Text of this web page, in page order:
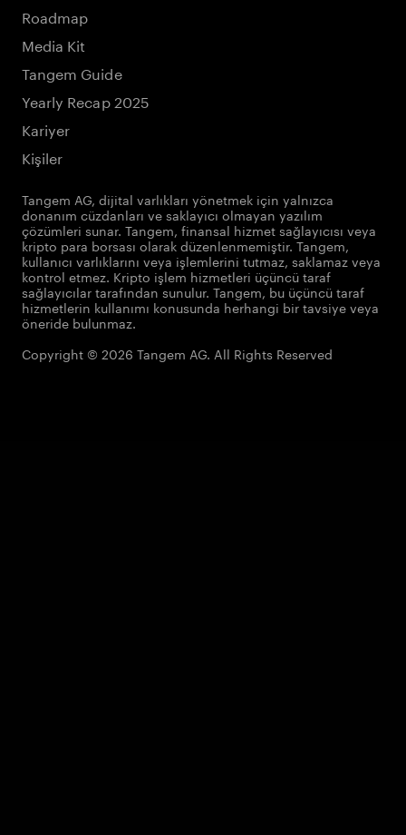
Roadmap
Media Kit
Tangem Guide
Yearly Recap 2025
Kariyer
Kişiler
Tangem AG, dijital varlıkları yönetmek için yalnızca
donanım cüzdanları ve saklayıcı olmayan yazılım
çözümleri sunar. Tangem, finansal hizmet sağlayıcısı veya
kripto para borsası olarak düzenlenmemiştir. Tangem,
kullanıcı varlıklarını veya işlemlerini tutmaz, saklamaz veya
kontrol etmez. Kripto işlem hizmetleri üçüncü taraf
sağlayıcılar tarafından sunulur. Tangem, bu üçüncü taraf
hizmetlerin kullanımı konusunda herhangi bir tavsiye veya
öneride bulunmaz.